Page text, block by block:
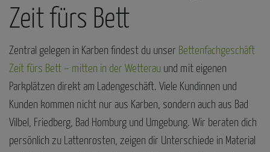
Zeit fürs Bett
Zentral gelegen in Karben findest du unser Bettenfachgeschäft
Zeit fürs Bett – mitten in der Wetterau und mit eigenen
Parkplätzen direkt am Ladengeschäft. Viele Kundinnen und
Kunden kommen nicht nur aus Karben, sondern auch aus Bad
Vilbel, Friedberg, Bad Homburg und Umgebung. Wir beraten dich
persönlich zu Lattenrosten, zeigen dir Unterschiede in Material